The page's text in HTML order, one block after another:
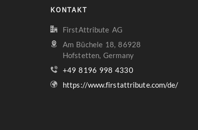
KONTAKT
FirstAttribute AG
Am Büchele 18, 86928
Hofstetten, Germany
+49 8196 998 4330
https://www.firstattribute.com/de/